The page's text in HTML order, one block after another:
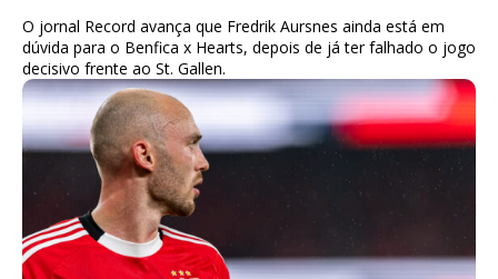
O jornal Record avança que Fredrik Aursnes ainda está em
dúvida para o Benfica x Hearts, depois de já ter falhado o jogo
decisivo frente ao St. Gallen.